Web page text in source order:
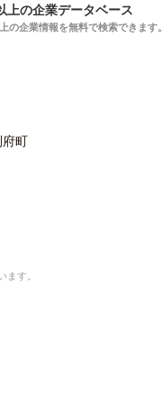
上の企業データベース
の企業情報を無料で検索できます。
町
す。